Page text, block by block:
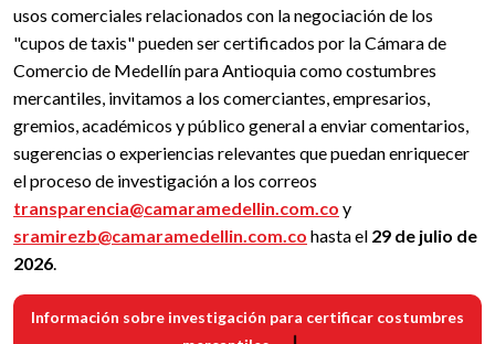
usos comerciales relacionados con la negociación de los
"cupos de taxis" pueden ser certificados por la Cámara de
Comercio de Medellín para Antioquia como costumbres
mercantiles, invitamos a los comerciantes, empresarios,
gremios, académicos y público general a enviar comentarios,
sugerencias o experiencias relevantes que puedan enriquecer
el proceso de investigación a los correos
transparencia@camaramedellin.com.co y
sramirezb@camaramedellin.com.co hasta el 29 de julio de
2026.
Información sobre investigación para certificar costumbres